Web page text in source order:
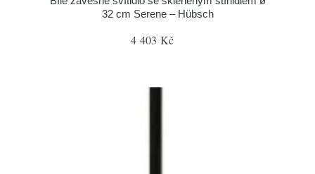
32 cm Serene – Hübsch
4 403 Kč